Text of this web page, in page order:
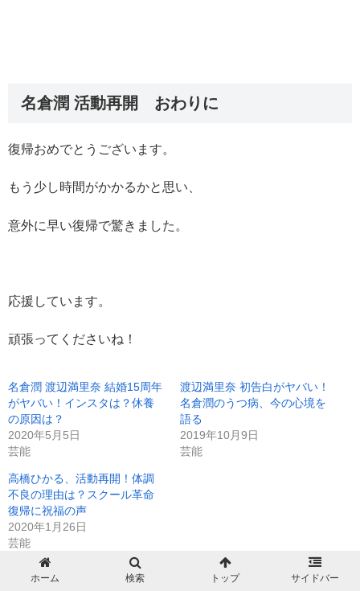
名倉潤 活動再開 おわりに
復帰おめでとうございます。
もう少し時間がかかるかと思い、
意外に早い復帰で驚きました。
応援しています。
頑張ってくださいね！
名倉潤 渡辺満里奈 結婚15周年
がヤバい！インスタは？休養
の原因は？
2020年5月5日
芸能
渡辺満里奈 初告白がヤバい！
名倉潤のうつ病、今の心境を
語る
2019年10月9日
芸能
高橋ひかる、活動再開！体調
不良の理由は？スクール革命
復帰に祝福の声
2020年1月26日
芸能
ホーム 検索 トップ サイドバー